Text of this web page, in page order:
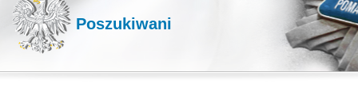
Poszukiwani